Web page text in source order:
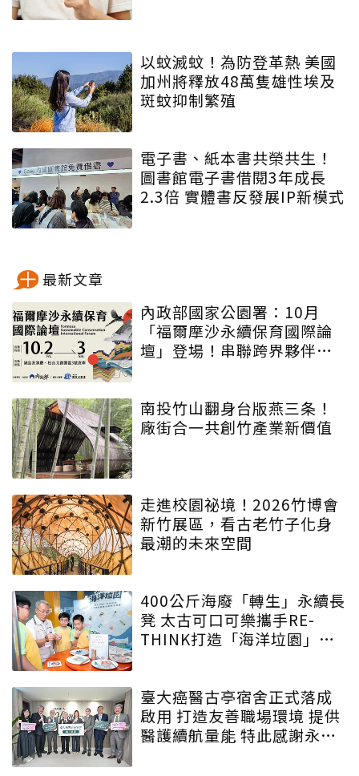
以蚊滅蚊！為防登革熱 美國
加州將釋放48萬隻雄性埃及
斑蚊抑制繁殖
電子書、紙本書共榮共生！
圖書館電子書借閱3年成長
2.3倍 實體書反發展IP新模式
最新文章
內政部國家公園署：10月
「福爾摩沙永續保育國際論
壇」登場！串聯跨界夥伴與
南投竹山翻身台版燕三条！
廠街合一共創竹產業新價值
走進校園祕境！2026竹博會
新竹展區，看古老竹子化身
最潮的未來空間
400公斤海廢「轉生」永續長
凳 太古可口可樂攜手RE-
THINK打造「海洋垃園」特
臺大癌醫古亭宿舍正式落成
啟用 打造友善職場環境 提供
醫護續航量能 特此感謝永齡